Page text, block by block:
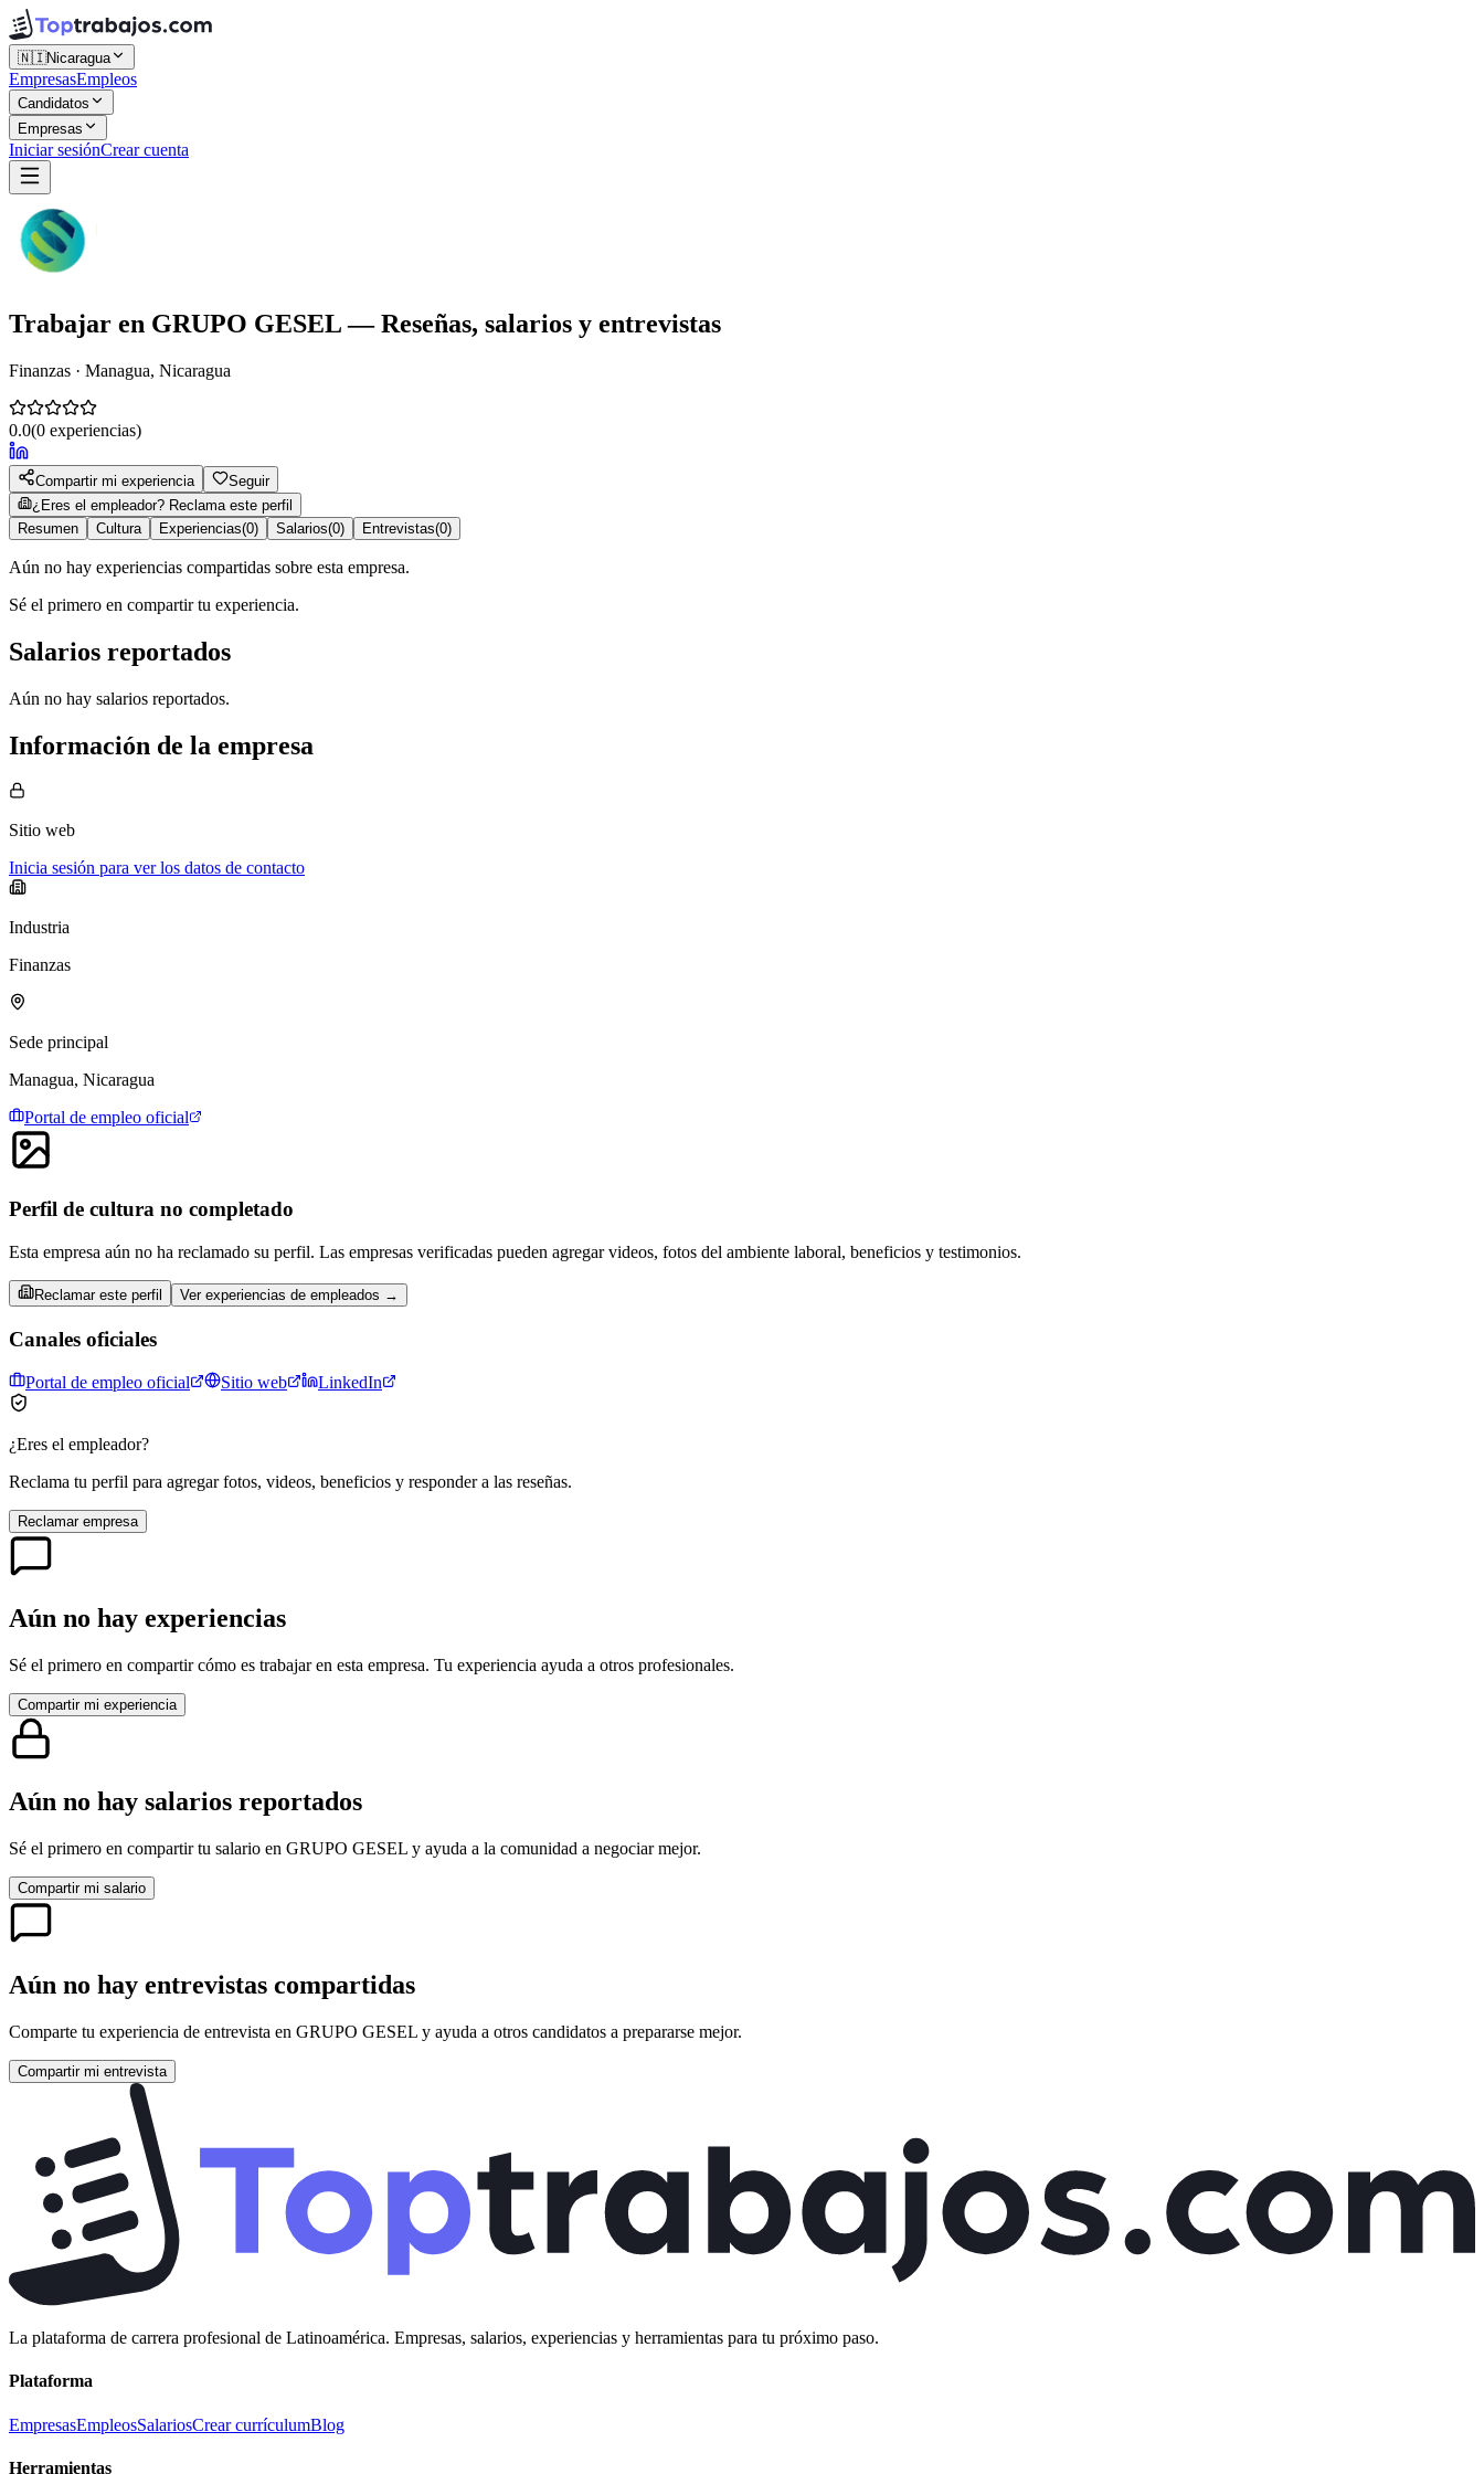
🇳🇮Nicaragua
EmpresasEmpleos
Candidatos
Empresas
Iniciar sesiónCrear cuenta
Trabajar en GRUPO GESEL— Reseñas, salarios y entrevistas
Finanzas · Managua, Nicaragua
0.0(0 experiencias)
Compartir mi experiencia
Seguir
¿Eres el empleador? Reclama este perfil
Resumen
Cultura Experiencias(0) Salarios(0) Entrevistas(0)
Aún no hay experiencias compartidas sobre esta empresa.
Sé el primero en compartir tu experiencia.
Salarios reportados
Aún no hay salarios reportados.
Información de la empresa
Sitio web
Inicia sesión para ver los datos de contacto
Industria
Finanzas
Sede principal
Managua, Nicaragua
Portal de empleo oficial
Perfil de cultura no completado
Esta empresa aún no ha reclamado su perfil. Las empresas verificadas pueden agregar videos, fotos del ambiente laboral, beneficios y testimonios.
Reclamar este perfil Ver experiencias de empleados →
Canales oficiales
Portal de empleo oficial Sitio web LinkedIn
¿Eres el empleador?
Reclama tu perfil para agregar fotos, videos, beneficios y responder a las reseñas.
Reclamar empresa
Aún no hay experiencias
Sé el primero en compartir cómo es trabajar en esta empresa. Tu experiencia ayuda a otros profesionales.
Compartir mi experiencia
Aún no hay salarios reportados
Sé el primero en compartir tu salario en GRUPO GESEL y ayuda a la comunidad a negociar mejor.
Compartir mi salario
Aún no hay entrevistas compartidas
Comparte tu experiencia de entrevista en GRUPO GESEL y ayuda a otros candidatos a prepararse mejor.
Compartir mi entrevista
La plataforma de carrera profesional de Latinoamérica. Empresas, salarios, experiencias y herramientas para tu próximo paso.
Plataforma
EmpresasEmpleosSalariosCrear currículumBlog
Herramientas